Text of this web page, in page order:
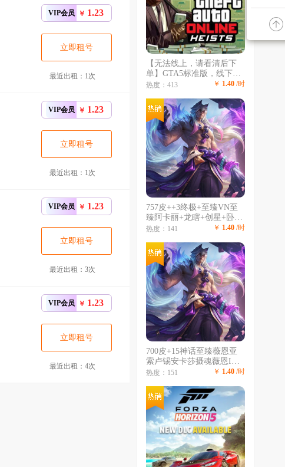
VIP会员 ￥ 1.23
立即租号
最近出租：1次
VIP会员 ￥ 1.23
立即租号
最近出租：1次
VIP会员 ￥ 1.23
立即租号
最近出租：3次
VIP会员 ￥ 1.23
立即租号
最近出租：4次
【无法线上，请看清后下
单】GTA5标准版，线下线
上重过任务，沉浸式游戏体
验，无令牌秒登陆，专业出
租不顶号，长租更划算，收
藏不迷
热度：413 ￥ 1.40 /时
757皮++3终极+至臻VN至
臻阿卡丽+龙瞎+创星+卧虎
藏龙+冠军皮肤全套+海克
热度：141 ￥ 1.40 /时
700皮+15神话至臻薇恩亚
索卢锡安卡莎摄魂薇恩IG
签名全套FPX签名全套KDA
热度：151 ￥ 1.40 /时